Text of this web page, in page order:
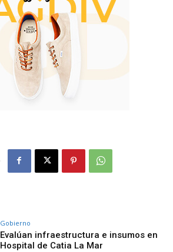
Gobierno
Evalúan infraestructura e insumos en
Hospital de Catia La Mar